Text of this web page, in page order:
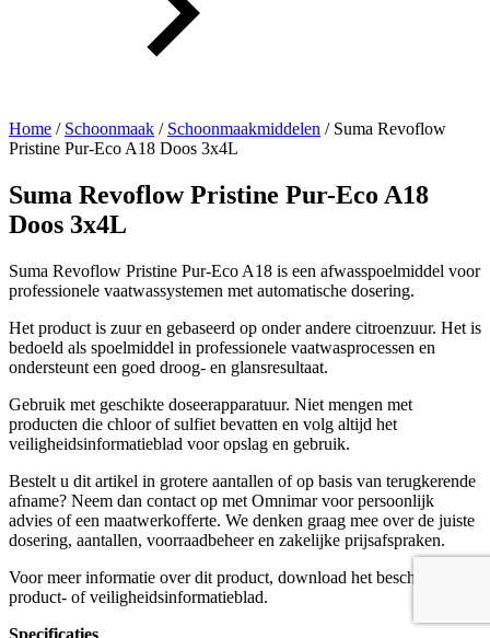
Home / Schoonmaak / Schoonmaakmiddelen / Suma Revoflow
Pristine Pur-Eco A18 Doos 3x4L
Suma Revoflow Pristine Pur-Eco A18
Doos 3x4L
Suma Revoflow Pristine Pur-Eco A18 is een afwasspoelmiddel voor
professionele vaatwassystemen met automatische dosering.
Het product is zuur en gebaseerd op onder andere citroenzuur. Het is
bedoeld als spoelmiddel in professionele vaatwasprocessen en
ondersteunt een goed droog- en glansresultaat.
Gebruik met geschikte doseerapparatuur. Niet mengen met
producten die chloor of sulfiet bevatten en volg altijd het
veiligheidsinformatieblad voor opslag en gebruik.
Bestelt u dit artikel in grotere aantallen of op basis van terugkerende
afname? Neem dan contact op met Omnimar voor persoonlijk
advies of een maatwerkofferte. We denken graag mee over de juiste
dosering, aantallen, voorraadbeheer en zakelijke prijsafspraken.
Voor meer informatie over dit product, download het beschikbare
product- of veiligheidsinformatieblad.
Specificaties